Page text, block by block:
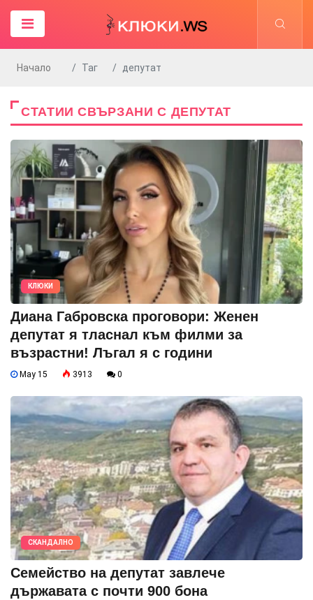
Начало Таг депутат
СТАТИИ СВЪРЗАНИ С ДЕПУТАТ
КЛЮКИ
Диана Габровска проговори: Женен
депутат я тласнал към филми за
възрастни! Лъгал я с години
May 15 3913 0
СКАНДАЛНО
Семейство на депутат завлече
държавата с почти 900 бона